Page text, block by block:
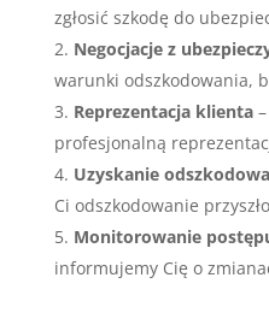
zgłosić szkodę do
Negocjacje z
warunki odszkodowania,
Reprezentacja klienta–
profesjonalną
Uzyskanie
Ci odszkodowanie
Monitorowanie
informujemy Cię o